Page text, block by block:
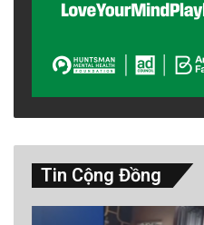
Tin Cộng Đồng